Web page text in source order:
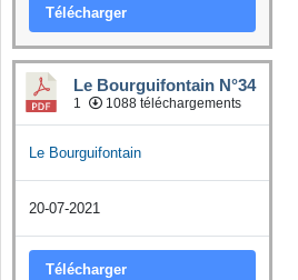
Télécharger
Le Bourguifontain N°34
1 1088 téléchargements
Le Bourguifontain
20-07-2021
Télécharger